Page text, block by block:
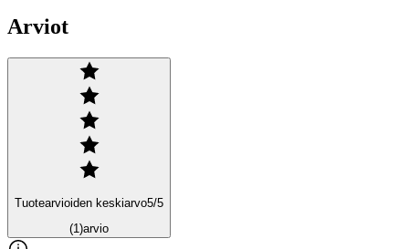
Arviot
Tuotearvioiden keskiarvo5/5
(1)arvio